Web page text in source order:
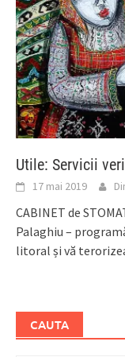
Utile: Servicii
17 mai 2019
CABINET de
Palaghiu –
litoral și vă
CAUTA